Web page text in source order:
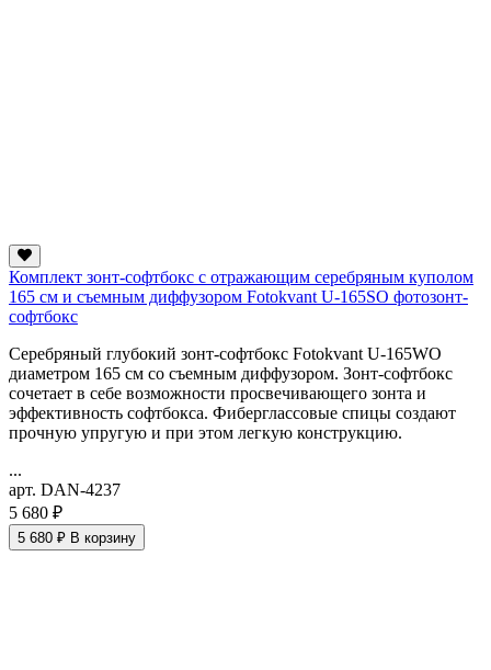
Комплект зонт-софтбокс с отражающим серебряным куполом
165 см и съемным диффузором Fotokvant U-165SO фотозонт-
софтбокс
Серебряный глубокий зонт-софтбокс Fotokvant U-165WO
диаметром 165 см со съемным диффузором. Зонт-софтбокс
сочетает в себе возможности просвечивающего зонта и
эффективность софтбокса. Фиберглассовые спицы создают
прочную упругую и при этом легкую конструкцию.
...
арт. DAN-4237
5 680 ₽
5 680 ₽ В корзину